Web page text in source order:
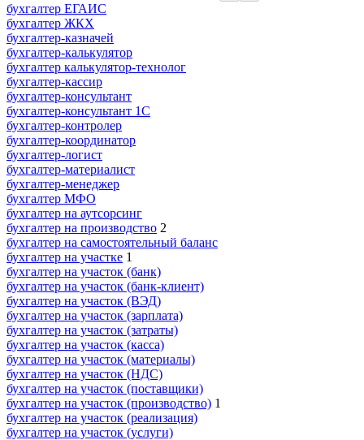
бухгалтер ЕГАИС
бухгалтер ЖКХ
бухгалтер-казначей
бухгалтер-калькулятор
бухгалтер калькулятор-технолог
бухгалтер-кассир
бухгалтер-консультант
бухгалтер-консультант 1С
бухгалтер-контролер
бухгалтер-координатор
бухгалтер-логист
бухгалтер-материалист
бухгалтер-менеджер
бухгалтер МФО
бухгалтер на аутсорсинг
бухгалтер на производство 2
бухгалтер на самостоятельный баланс
бухгалтер на участке 1
бухгалтер на участок (банк)
бухгалтер на участок (банк-клиент)
бухгалтер на участок (ВЭД)
бухгалтер на участок (зарплата)
бухгалтер на участок (затраты)
бухгалтер на участок (касса)
бухгалтер на участок (материалы)
бухгалтер на участок (НДС)
бухгалтер на участок (поставщики)
бухгалтер на участок (производство) 1
бухгалтер на участок (реализация)
бухгалтер на участок (услуги)